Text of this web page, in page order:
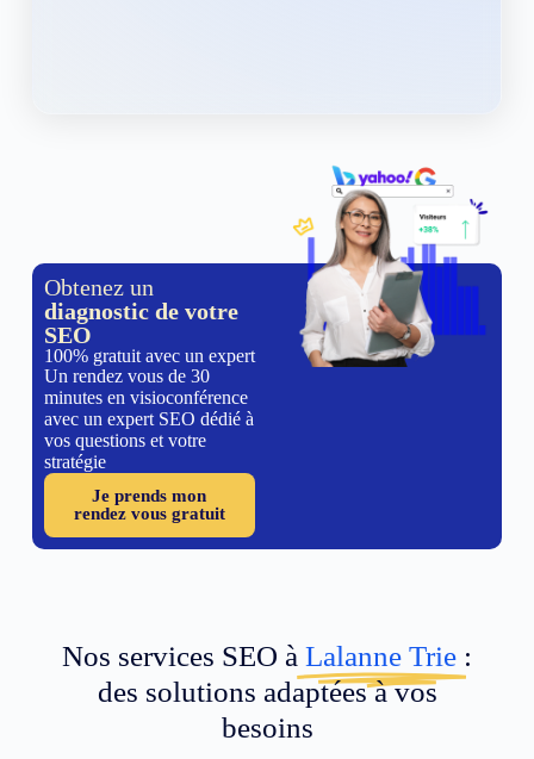
Obtenez un
diagnostic de votre
SEO
100% gratuit avec un expert
Un rendez vous de 30
minutes en visioconférence
avec un expert SEO dédié à
vos questions et votre
stratégie
Je prends mon
rendez vous gratuit
Nos services SEO à Lalanne Trie :
des solutions adaptées à vos
besoins